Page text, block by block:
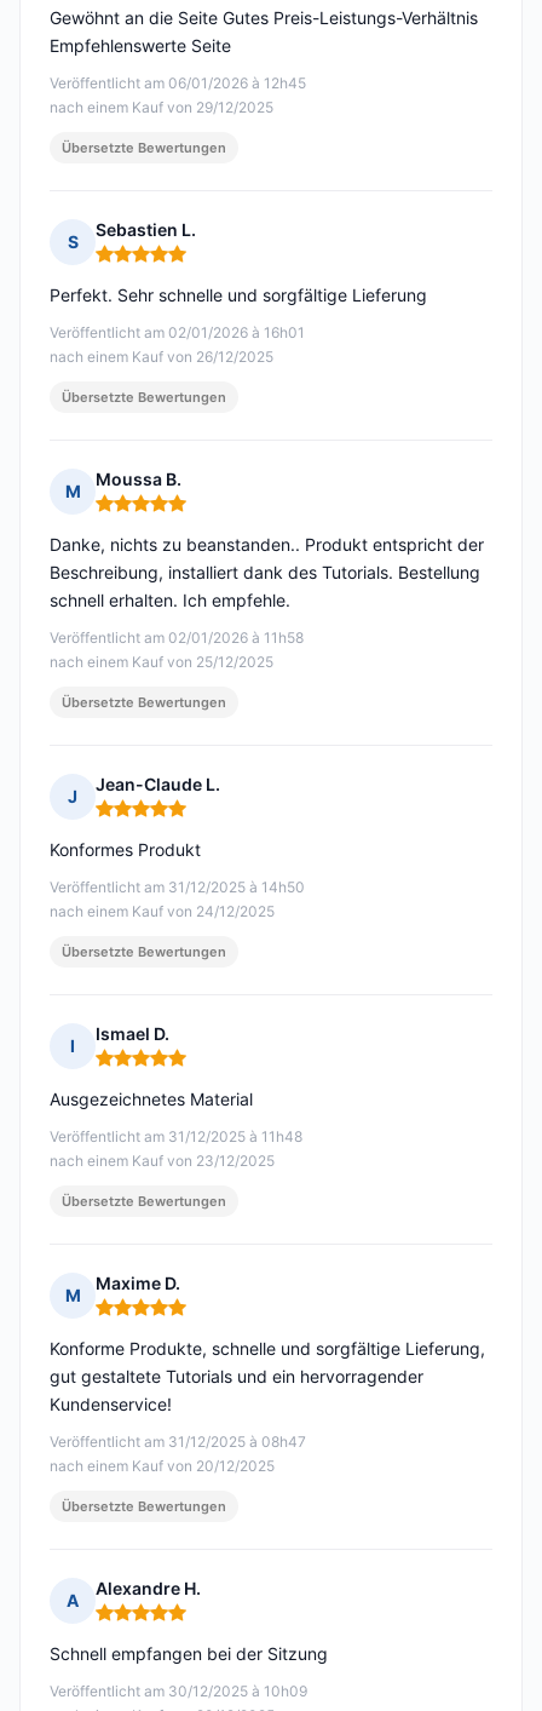
Veröffentlicht am 06/01/2026 à 12h45
nach einem Kauf von 29/12/2025
Gewöhnt an die Seite Gutes Preis-Leistungs-Verhältnis
Empfehlenswerte Seite
Übersetzte Bewertungen
S
Sebastien L.
Hinweis: 5 von 5
Veröffentlicht am 02/01/2026 à 16h01
nach einem Kauf von 26/12/2025
Perfekt. Sehr schnelle und sorgfältige Lieferung
Übersetzte Bewertungen
M
Moussa B.
Hinweis: 5 von 5
Veröffentlicht am 02/01/2026 à 11h58
nach einem Kauf von 25/12/2025
Danke, nichts zu beanstanden.. Produkt entspricht der
Beschreibung, installiert dank des Tutorials. Bestellung
schnell erhalten. Ich empfehle.
Übersetzte Bewertungen
J
Jean-Claude L.
Hinweis: 5 von 5
Veröffentlicht am 31/12/2025 à 14h50
nach einem Kauf von 24/12/2025
Konformes Produkt
Übersetzte Bewertungen
I
Ismael D.
Hinweis: 5 von 5
Veröffentlicht am 31/12/2025 à 11h48
nach einem Kauf von 23/12/2025
Ausgezeichnetes Material
Übersetzte Bewertungen
M
Maxime D.
Hinweis: 5 von 5
Veröffentlicht am 31/12/2025 à 08h47
nach einem Kauf von 20/12/2025
Konforme Produkte, schnelle und sorgfältige Lieferung,
gut gestaltete Tutorials und ein hervorragender
Kundenservice!
Übersetzte Bewertungen
A
Alexandre H.
Hinweis: 5 von 5
Veröffentlicht am 30/12/2025 à 10h09
Schnell empfangen bei der Sitzung